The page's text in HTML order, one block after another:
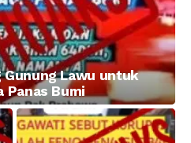
Gunung Lawu untuk
Panas Bumi